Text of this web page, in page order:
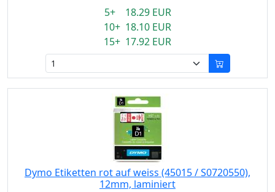
5+ 18.29 EUR
10+ 18.10 EUR
15+ 17.92 EUR
Dymo Etiketten rot auf weiss (45015 / S0720550),
12mm, laminiert